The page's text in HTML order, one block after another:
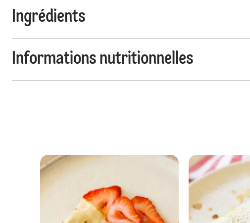
Ingrédients
Informations nutritionnelles